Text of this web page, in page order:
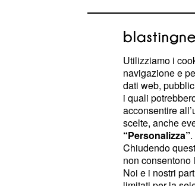
Il ritorno di
Utilizziamo i
navigazione e
dati web,
i quali
acconsentire
scelte, anche
“Personalizza”.
Chiudendo
non consentono
Noi e i nostri